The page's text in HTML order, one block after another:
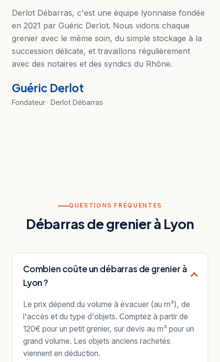
Derlot Débarras, c'est une équipe lyonnaise fondée
en 2021 par Guéric Derlot. Nous vidons chaque
grenier avec le même soin, du simple stockage à la
succession délicate, et travaillons régulièrement
avec des notaires et des syndics du Rhône.
Guéric Derlot
Fondateur · Derlot Débarras
QUESTIONS FRÉQUENTES
Débarras de grenier à Lyon
Combien coûte un débarras de grenier à
Lyon ?
Le prix dépend du volume à évacuer (au m³), de
l'accès et du type d'objets. Comptez à partir de
120€ pour un petit grenier, sur devis au m³ pour un
grand volume. Les objets anciens rachetés
viennent en déduction.